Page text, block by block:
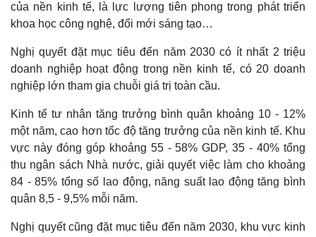
của nền kinh tế, là lực lượng tiên phong trong phát triển
khoa học công nghệ, đổi mới sáng tạo…
Nghị quyết đặt mục tiêu đến năm 2030 có ít nhất 2 triệu
doanh nghiệp hoạt động trong nền kinh tế, có 20 doanh
nghiệp lớn tham gia chuỗi giá trị toàn cầu.
Kinh tế tư nhân tăng trưởng bình quân khoảng 10 - 12%
một năm, cao hơn tốc độ tăng trưởng của nền kinh tế. Khu
vực này đóng góp khoảng 55 - 58% GDP, 35 - 40% tổng
thu ngân sách Nhà nước, giải quyết việc làm cho khoảng
84 - 85% tổng số lao động, năng suất lao động tăng bình
quân 8,5 - 9,5% mỗi năm.
Nghị quyết cũng đặt mục tiêu đến năm 2030, khu vực kinh